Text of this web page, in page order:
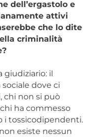
dell’ergastolo e
attivi
che lo dite
criminalità
giudiziario: il
dove ci
chi non si può
ha commesso
i tossicodipendenti.
esiste nessun